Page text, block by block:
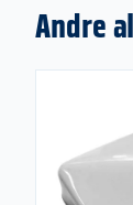
Andre